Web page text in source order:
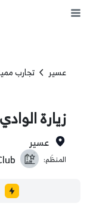
عسير تجارب
زيارة
عسير
المنظَم: